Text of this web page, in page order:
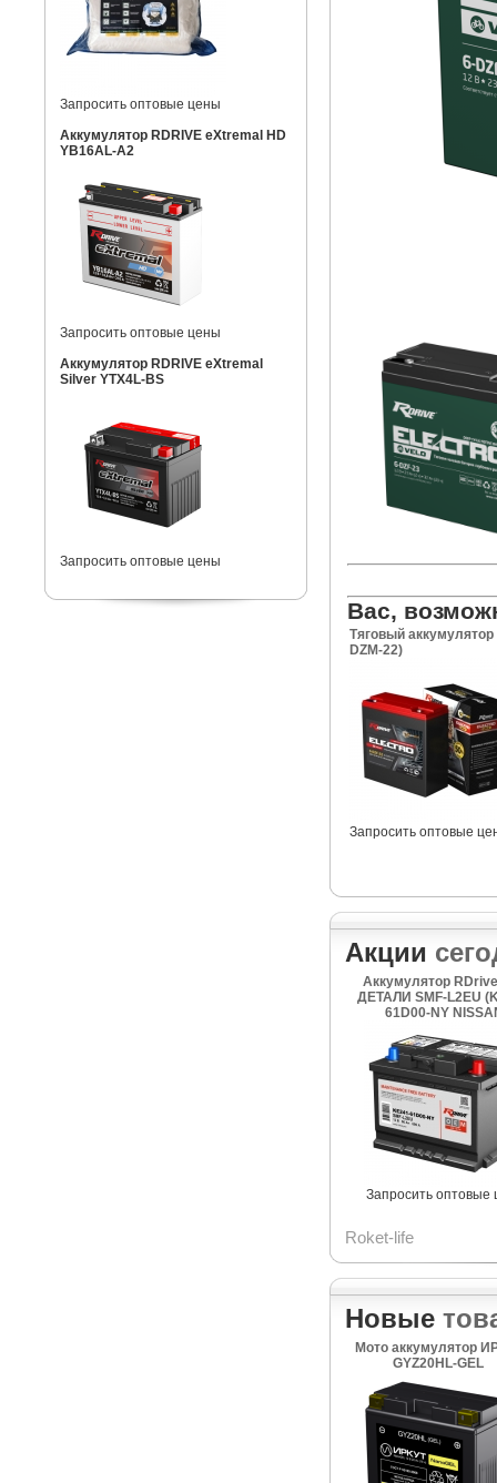
Запросить оптовые цены
Аккумулятор RDRIVE eXtremal HD
YB16AL-A2
Запросить оптовые цены
Аккумулятор RDRIVE eXtremal
Silver YTX4L-BS
Запросить оптовые цены
Вас,
Тяговый аккумулятор
DZM-22)
Запросить оптовые
Акции
Аккумулятор
ДЕТАЛИ SMF-L2EU
61D00-NY
Запросить оптовые
Roket-life
Новые
Мото аккумулятор
GYZ20HL-GEL